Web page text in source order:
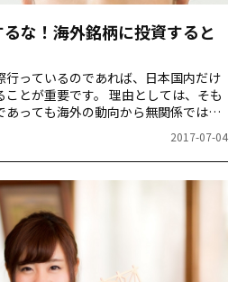
な！海外銘柄に投資すると
行っているのであれば、日本国内だけ
とが重要です。 理由としては、そも
っても海外の動向から無関係ではい
2017-07-04